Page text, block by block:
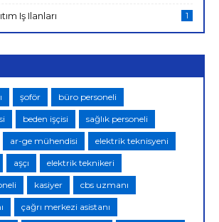
Iş Ilanları 1
şoför büro personeli
beden işçisi sağlık personeli
ar-ge mühendisi elektrik teknisyeni
aşçı elektrik teknikeri
kasiyer cbs uzmanı
çağrı merkezi asistanı